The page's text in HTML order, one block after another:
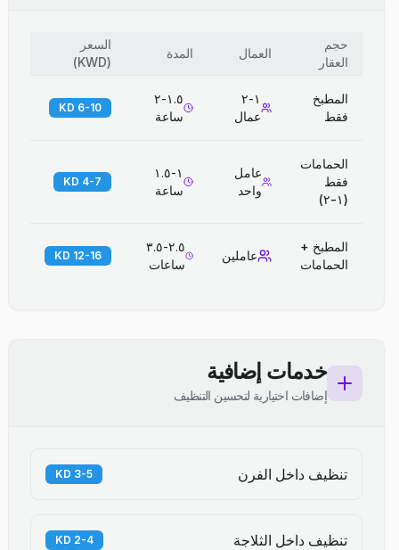
حجم
العقار
العمال المدة
السعر
(
KWD
)
المطبخ
فقط
١-٢
عمال
١.٥-٢
ساعة
6-10 KD
الحمامات
فقط
(١-٢)
عامل
واحد
١-١.٥
ساعة
4-7 KD
المطبخ +
الحمامات
عاملين
٢.٥-٣.٥
ساعات
12-16 KD
خدمات إضافية
إضافات اختيارية لتحسين التنظيف
تنظيف داخل الفرن 3-5 KD
تنظيف داخل الثلاجة 2-4 KD